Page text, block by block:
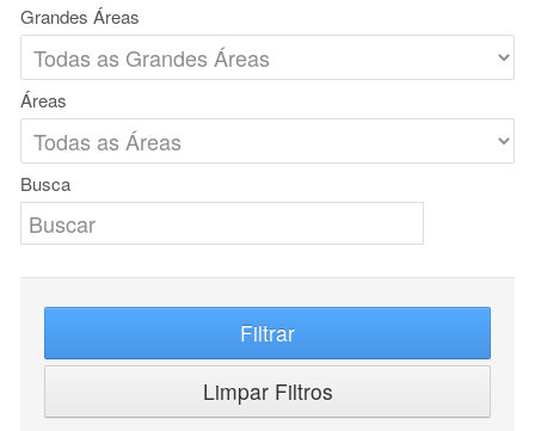
Grandes Áreas
Áreas
Busca
Filtrar
Limpar Filtros